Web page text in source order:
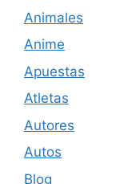
Animales
Anime
Apuestas
Atletas
Autores
Autos
Blog